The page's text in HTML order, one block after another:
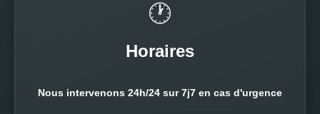
🕐
Horaires
Nous intervenons 24h/24 sur 7j7 en cas d'urgence